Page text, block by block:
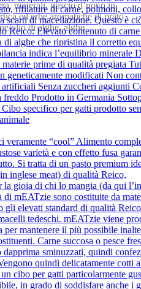
rifilature di carne, polmoni,
scarti di macellazione. Questo è
Reico: Elevato contenuto di
di alghe che ripristina il corretto
indica l’equilibrio minerale
prime di qualità pregiata
geneticamente modificati Non
Senza zuccheri aggiunti
freddo Prodotto in Germania
specifico per gatti prodotto
veramente “cool” Alimento
varietà e con effetto fusa
Si tratta di un pasto premium
inglese meat) di qualità Reico,
la gioia di chi lo mangia (da qui
di mEATzie sono costituite da
gli elevati standard di qualità
tedeschi. mEATzie viene
per mantenere il più possibile
Carne succosa o pesce
sminuzzati, quindi
quindi delicatamente cotti
cibo per gatti particolarmente
in grado di soddisfare anche i
minerali, guscio d’uovo in
ed erbe aromatiche di prato
olio di alghe, alghe